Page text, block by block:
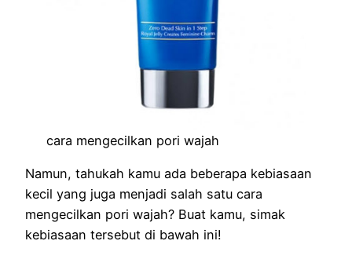
cara mengecilkan pori wajah
Namun, tahukah kamu ada beberapa kebiasaan
kecil yang juga menjadi salah satu cara
mengecilkan pori wajah? Buat kamu, simak
kebiasaan tersebut di bawah ini!